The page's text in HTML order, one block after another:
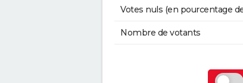
Votes nuls (en pourcentage
Nombre de votants